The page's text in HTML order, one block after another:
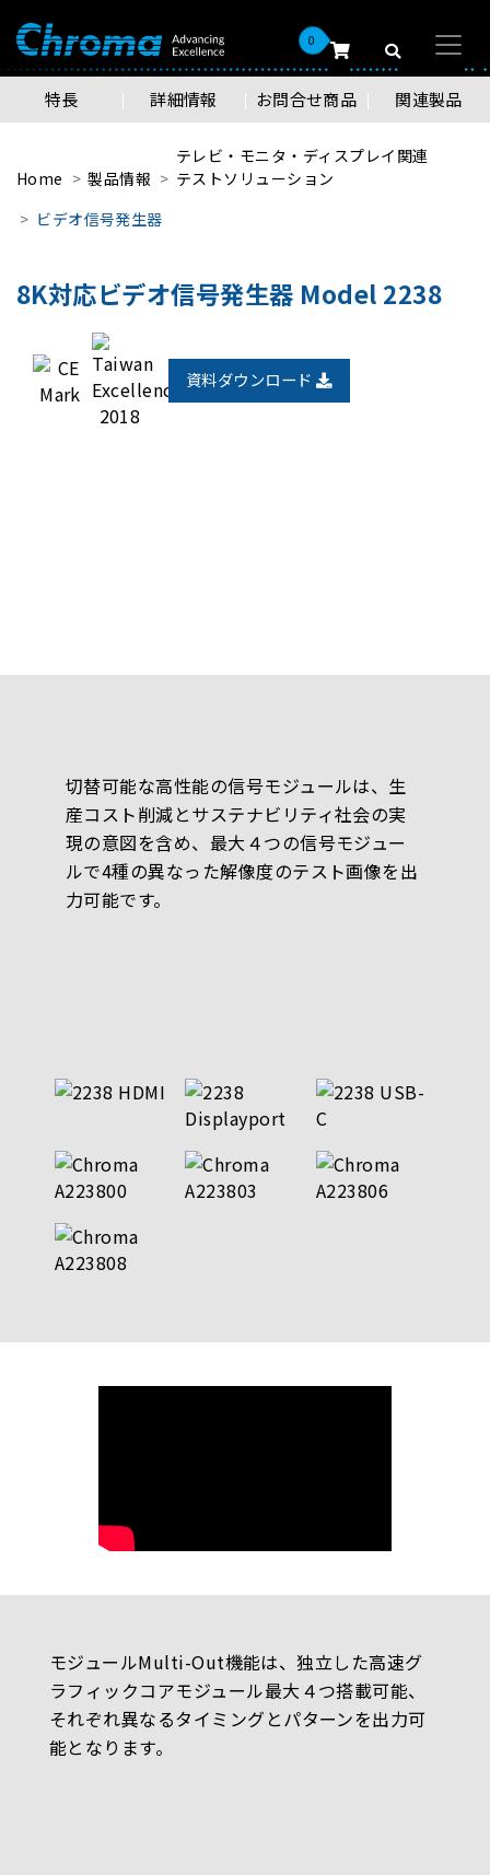
0
特長 詳細情報 お問合せ商品 関連製品
Home 製品情報
テレビ・モニタ・ディスプレイ関連
テストソリューション
ビデオ信号発生器
8K対応ビデオ信号発生器 Model 2238
資料ダウンロード
切替可能な高性能の信号モジュールは、生
産コスト削減とサステナビリティ社会の実
現の意図を含め、最大４つの信号モジュー
ルで4種の異なった解像度のテスト画像を出
力可能です。
モジュールMulti-Out機能は、独立した高速グ
ラフィックコアモジュール最大４つ搭載可能、
それぞれ異なるタイミングとパターンを出力可
能となります。